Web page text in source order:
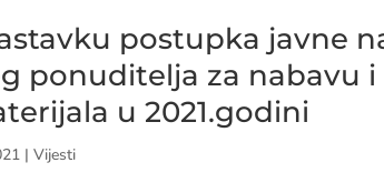
postupka javne
ponuditelja za nabavu
u 2021.godini
|Vijesti